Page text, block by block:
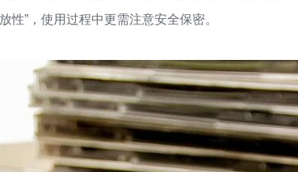
性”，使用过程中更需注意安全保密。